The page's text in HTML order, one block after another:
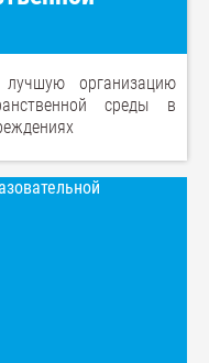
организацию
среды в